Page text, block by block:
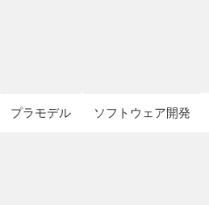
プラモデル ソフトウェア開発